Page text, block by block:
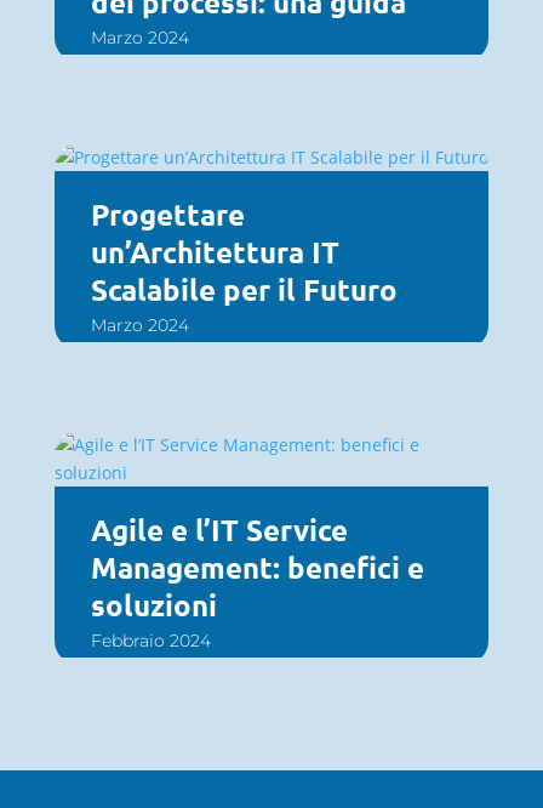
Marzo 2024
Progettare
un’Architettura IT
Scalabile per il Futuro
Marzo 2024
Agile e l’IT Service
Management: benefici e
soluzioni
Febbraio 2024